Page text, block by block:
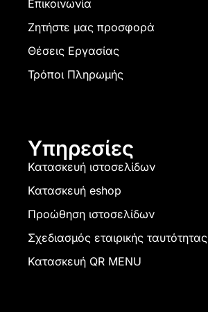
Επικοινωνία
Ζητήστε μας προσφορά
Θέσεις Εργασίας
Τρόποι Πληρωμής
Υπηρεσίες
Κατασκευή ιστοσελίδων
Κατασκευή eshop
Προώθηση ιστοσελίδων
Σχεδιασμός εταιρικής ταυτότητας
Κατασκευή QR MENU